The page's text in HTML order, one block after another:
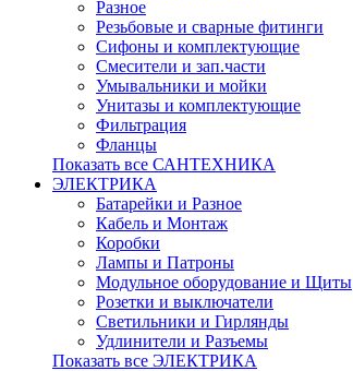
Разное
Резьбовые и сварные фитинги
Сифоны и комплектующие
Смесители и зап.части
Умывальники и мойки
Унитазы и комплектующие
Фильтрация
Фланцы
Показать все САНТЕХНИКА
ЭЛЕКТРИКА
Батарейки и Разное
Кабель и Монтаж
Коробки
Лампы и Патроны
Модульное оборудование и Щиты
Розетки и выключатели
Светильники и Гирлянды
Удлинители и Разъемы
Показать все ЭЛЕКТРИКА